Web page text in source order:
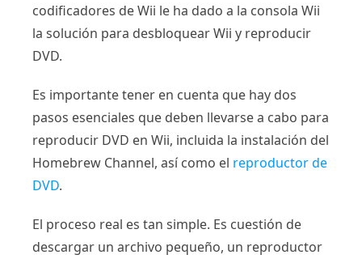
codificadores de Wii le ha dado a la consola Wii
la solución para desbloquear Wii y reproducir
DVD.
Es importante tener en cuenta que hay dos
pasos esenciales que deben llevarse a cabo para
reproducir DVD en Wii, incluida la instalación del
Homebrew Channel, así como el reproductor de
DVD.
El proceso real es tan simple. Es cuestión de
descargar un archivo pequeño, un reproductor